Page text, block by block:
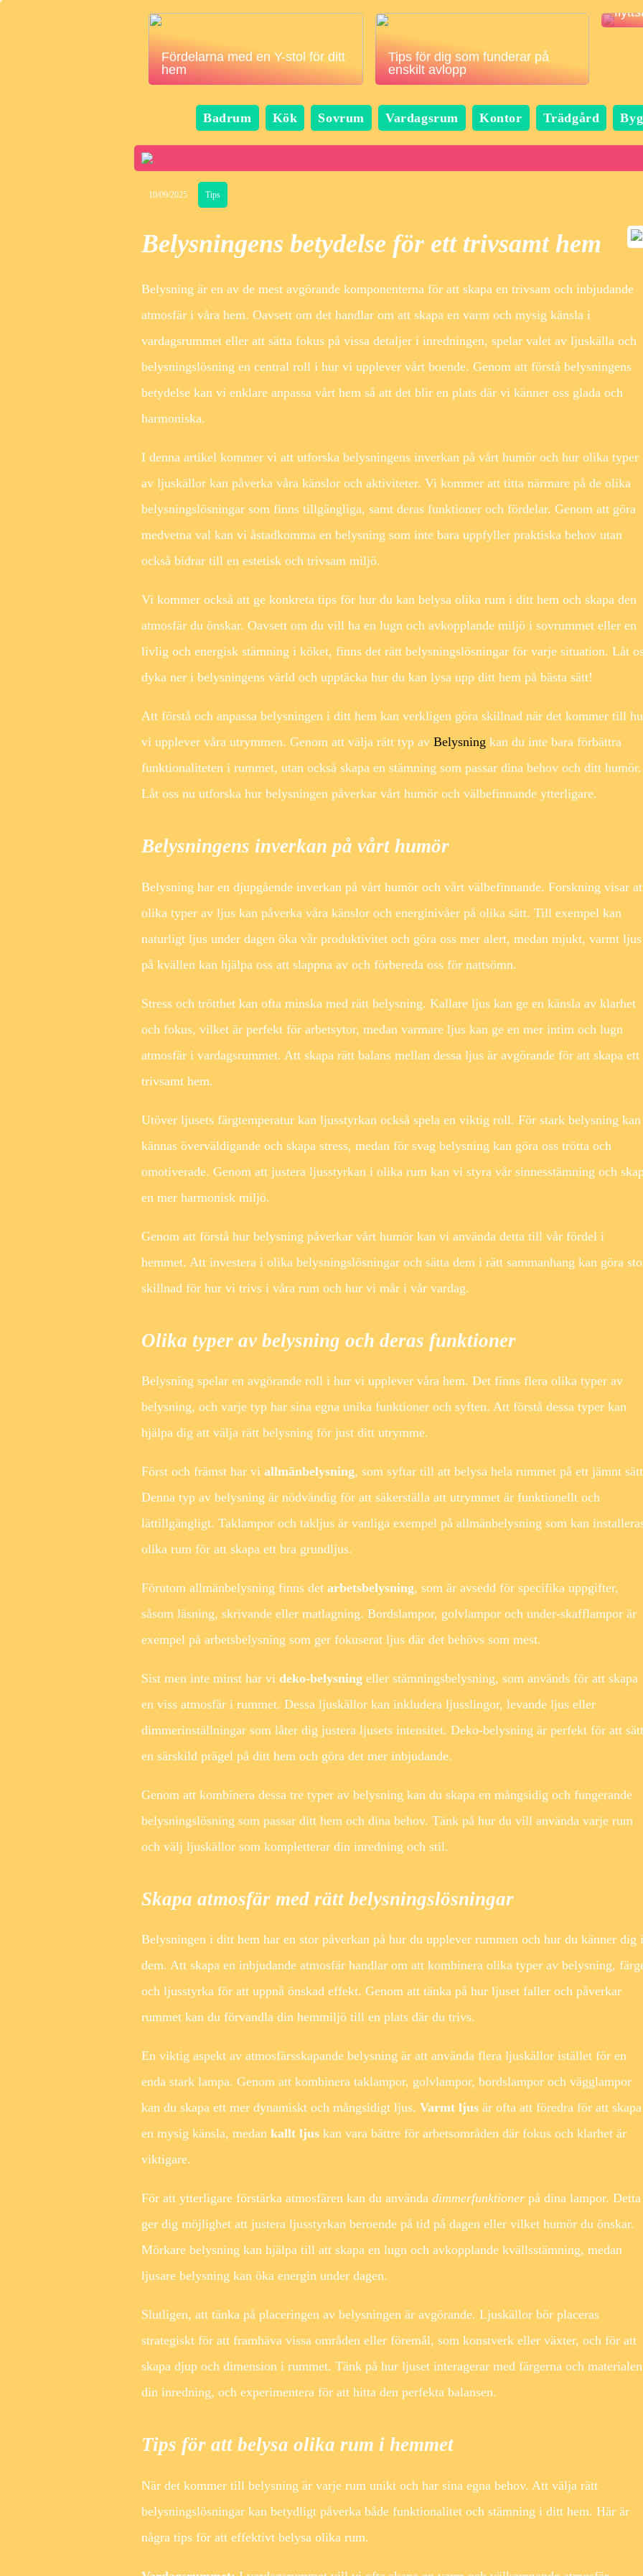
Fördelarna med en Y-stol för ditt
hem
Tips för dig som funderar på
enskilt avlopp
Badrum Kök Sovrum Vardagsrum Kontor Trädgård
10/09/2025 Tips
Belysningens betydelse för ett trivsamt hem
Belysning är en av de mest avgörande komponenterna för att skapa en trivsam och inbjudande
atmosfär i våra hem. Oavsett om det handlar om att skapa en varm och mysig känsla i
vardagsrummet eller att sätta fokus på vissa detaljer i inredningen, spelar valet av ljuskälla och
belysningslösning en central roll i hur vi upplever vårt boende. Genom att förstå belysningens
betydelse kan vi enklare anpassa vårt hem så att det blir en plats där vi känner oss glada och
harmoniska.
I denna artikel kommer vi att utforska belysningens inverkan på vårt humör och hur olika typer
av ljuskällor kan påverka våra känslor och aktiviteter. Vi kommer att titta närmare på de olika
belysningslösningar som finns tillgängliga, samt deras funktioner och fördelar. Genom att göra
medvetna val kan vi åstadkomma en belysning som inte bara uppfyller praktiska behov utan
också bidrar till en estetisk och trivsam miljö.
Vi kommer också att ge konkreta tips för hur du kan belysa olika rum i ditt hem och skapa den
atmosfär du önskar. Oavsett om du vill ha en lugn och avkopplande miljö i sovrummet eller en
livlig och energisk stämning i köket, finns det rätt belysningslösningar för varje situation. Låt
dyka ner i belysningens värld och upptäcka hur du kan lysa upp ditt hem på bästa sätt!
Att förstå och anpassa belysningen i ditt hem kan verkligen göra skillnad när det kommer till
vi upplever våra utrymmen. Genom att välja rätt typ av Belysning kan du inte bara förbättra
funktionaliteten i rummet, utan också skapa en stämning som passar dina behov och ditt humör.
Låt oss nu utforska hur belysningen påverkar vårt humör och välbefinnande ytterligare.
Belysningens inverkan på vårt humör
Belysning har en djupgående inverkan på vårt humör och vårt välbefinnande. Forskning visar
olika typer av ljus kan påverka våra känslor och energinivåer på olika sätt. Till exempel kan
naturligt ljus under dagen öka vår produktivitet och göra oss mer alert, medan mjukt, varmt ljus
på kvällen kan hjälpa oss att slappna av och förbereda oss för nattsömn.
Stress och trötthet kan ofta minska med rätt belysning. Kallare ljus kan ge en känsla av klarhet
och fokus, vilket är perfekt för arbetsytor, medan varmare ljus kan ge en mer intim och lugn
atmosfär i vardagsrummet. Att skapa rätt balans mellan dessa ljus är avgörande för att skapa ett
trivsamt hem.
Utöver ljusets färgtemperatur kan ljusstyrkan också spela en viktig roll. För stark belysning kan
kännas överväldigande och skapa stress, medan för svag belysning kan göra oss trötta och
omotiverade. Genom att justera ljusstyrkan i olika rum kan vi styra vår sinnesstämning och
en mer harmonisk miljö.
Genom att förstå hur belysning påverkar vårt humör kan vi använda detta till vår fördel i
hemmet. Att investera i olika belysningslösningar och sätta dem i rätt sammanhang kan göra
skillnad för hur vi trivs i våra rum och hur vi mår i vår vardag.
Olika typer av belysning och deras funktioner
Belysning spelar en avgörande roll i hur vi upplever våra hem. Det finns flera olika typer av
belysning, och varje typ har sina egna unika funktioner och syften. Att förstå dessa typer kan
hjälpa dig att välja rätt belysning för just ditt utrymme.
Först och främst har vi allmänbelysning, som syftar till att belysa hela rummet på ett jämnt
Denna typ av belysning är nödvändig för att säkerställa att utrymmet är funktionellt och
lättillgängligt. Taklampor och takljus är vanliga exempel på allmänbelysning som kan
olika rum för att skapa ett bra grundljus.
Förutom allmänbelysning finns det arbetsbelysning, som är avsedd för specifika uppgifter,
såsom läsning, skrivande eller matlagning. Bordslampor, golvlampor och under-skafflampor är
exempel på arbetsbelysning som ger fokuserat ljus där det behövs som mest.
Sist men inte minst har vi deko-belysning eller stämningsbelysning, som används för att skapa
en viss atmosfär i rummet. Dessa ljuskällor kan inkludera ljusslingor, levande ljus eller
dimmerinställningar som låter dig justera ljusets intensitet. Deko-belysning är perfekt för att
en särskild prägel på ditt hem och göra det mer inbjudande.
Genom att kombinera dessa tre typer av belysning kan du skapa en mångsidig och fungerande
belysningslösning som passar ditt hem och dina behov. Tänk på hur du vill använda varje rum
och välj ljuskällor som kompletterar din inredning och stil.
Skapa atmosfär med rätt belysningslösningar
Belysningen i ditt hem har en stor påverkan på hur du upplever rummen och hur du känner dig i
dem. Att skapa en inbjudande atmosfär handlar om att kombinera olika typer av belysning,
och ljusstyrka för att uppnå önskad effekt. Genom att tänka på hur ljuset faller och påverkar
rummet kan du förvandla din hemmiljö till en plats där du trivs.
En viktig aspekt av atmosfärsskapande belysning är att använda flera ljuskällor istället för en
enda stark lampa. Genom att kombinera taklampor, golvlampor, bordslampor och vägglampor
kan du skapa ett mer dynamiskt och mångsidigt ljus. Varmt ljus är ofta att föredra för att skapa
en mysig känsla, medan kallt ljus kan vara bättre för arbetsområden där fokus och klarhet är
viktigare.
För att ytterligare förstärka atmosfären kan du använda dimmerfunktioner på dina lampor. Detta
ger dig möjlighet att justera ljusstyrkan beroende på tid på dagen eller vilket humör du önskar.
Mörkare belysning kan hjälpa till att skapa en lugn och avkopplande kvällsstämning, medan
ljusare belysning kan öka energin under dagen.
Slutligen, att tänka på placeringen av belysningen är avgörande. Ljuskällor bör placeras
strategiskt för att framhäva vissa områden eller föremål, som konstverk eller växter, och för att
skapa djup och dimension i rummet. Tänk på hur ljuset interagerar med färgerna och
din inredning, och experimentera för att hitta den perfekta balansen.
Tips för att belysa olika rum i hemmet
När det kommer till belysning är varje rum unikt och har sina egna behov. Att välja rätt
belysningslösningar kan betydligt påverka både funktionalitet och stämning i ditt hem. Här är
några tips för att effektivt belysa olika rum.